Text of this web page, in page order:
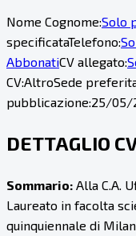
Nome Cognome:Solo
specificataTelefono:
AbbonatiCV allegato:
CV:AltroSede
pubblicazione:25/05/
DETTAGLIO
Sommario: Alla C.A.
Laureato in facolta
quinquiennale di